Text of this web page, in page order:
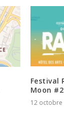
Festival
Moon #2
12 octobre